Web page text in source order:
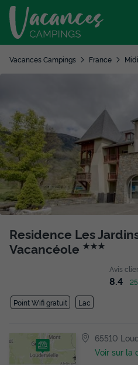
Vacances Campings France
Residence Les
Vacancéole ★★★
Avis
8.4
Point Wifi gratuit Lac
65510
Voir sur la